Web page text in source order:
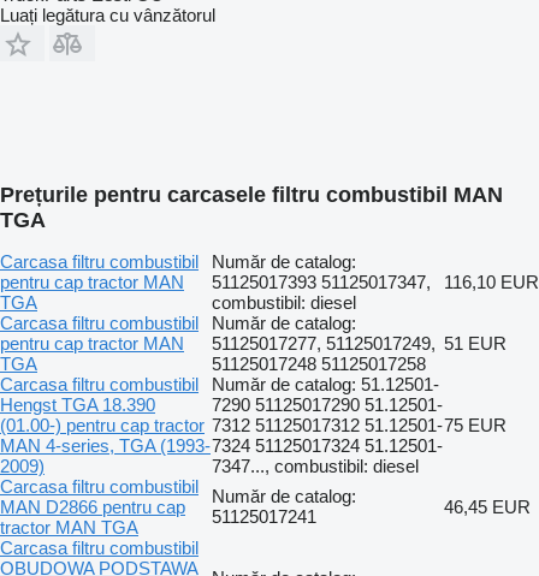
Luați legătura cu vânzătorul
Prețurile pentru carcasele filtru combustibil MAN
TGA
Carcasa filtru combustibil
pentru cap tractor MAN
TGA
Număr de catalog:
51125017393 51125017347,
combustibil: diesel
116,10 EUR
Carcasa filtru combustibil
pentru cap tractor MAN
TGA
Număr de catalog:
51125017277, 51125017249,
51125017248 51125017258
51 EUR
Carcasa filtru combustibil
Hengst TGA 18.390
(01.00-) pentru cap tractor
MAN 4-series, TGA (1993-
2009)
Număr de catalog: 51.12501-
7290 51125017290 51.12501-
7312 51125017312 51.12501-
7324 51125017324 51.12501-
7347..., combustibil: diesel
75 EUR
Carcasa filtru combustibil
MAN D2866 pentru cap
tractor MAN TGA
Număr de catalog:
51125017241
46,45 EUR
Carcasa filtru combustibil
OBUDOWA PODSTAWA